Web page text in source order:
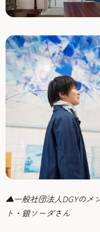
▲一般社団法人DGYのメ
ト・銀ソーダさん